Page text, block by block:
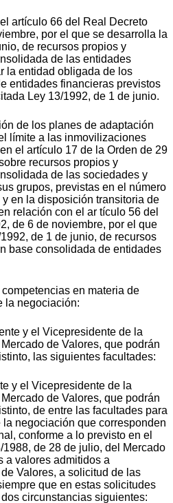
artículo 66 del Real Decreto
por el que se desarrolla la
de recursos propios y
de las entidades
la entidad obligada de los
entidades financieras previstos
Ley 13/1992, de 1 de junio.
de los planes de adaptación
límite a las inmovilizaciones
el artículo 17 de la Orden de 29
recursos propios y
de las sociedades y
grupos, previstas en el número
en la disposición transitoria de
relación con el ar tículo 56 del
de 6 de noviembre, por el que
de 1 de junio, de recursos
base consolidada de entidades
en materia de
la negociación:
y el Vicepresidente de la
de Valores, que podrán
las siguientes facultades:
y el Vicepresidente de la
de Valores, que podrán
de entre las facultades para
negociación que corresponden
conforme a lo previsto en el
de 28 de julio, del Mercado
a valores admitidos a
Valores, a solicitud de las
que en estas solicitudes
circunstancias siguientes: